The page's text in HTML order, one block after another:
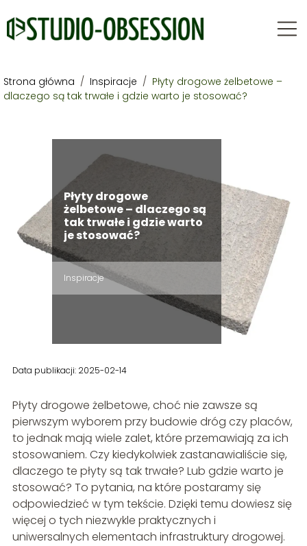
Strona główna / Inspiracje / Płyty drogowe żelbetowe –
dlaczego są tak trwałe i gdzie warto je stosować?
Płyty drogowe
żelbetowe – dlaczego są
tak trwałe i gdzie warto
je stosować?
Inspiracje
Data publikacji: 2025-02-14
Płyty drogowe żelbetowe, choć nie zawsze są
pierwszym wyborem przy budowie dróg czy placów,
to jednak mają wiele zalet, które przemawiają za ich
stosowaniem. Czy kiedykolwiek zastanawialiście się,
dlaczego te płyty są tak trwałe? Lub gdzie warto je
stosować? To pytania, na które postaramy się
odpowiedzieć w tym tekście. Dzięki temu dowiesz się
więcej o tych niezwykle praktycznych i
uniwersalnych elementach infrastruktury drogowej.